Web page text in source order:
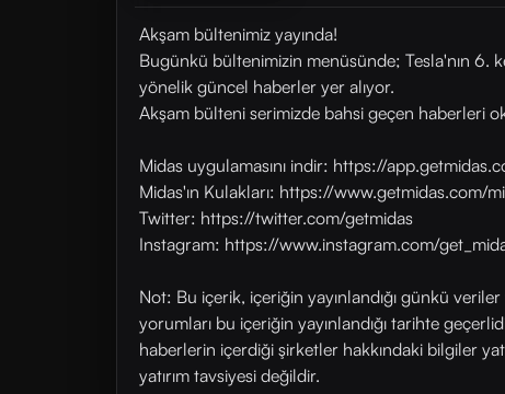
Akşam bültenimiz yayında!
Bugünkü bültenimizin menüsünde; Tesla'nın 6.
yönelik güncel haberler yer alıyor.
Akşam bülteni serimizde bahsi geçen haberleri
Midas uygulamasını indir: https://
Midas'ın Kulakları: https://www.getmidas.com/
Twitter: https://twitter.com/getmidas
Instagram: https://www.instagram.com/
Not: Bu içerik, içeriğin yayınlandığı günkü
yorumları bu içeriğin yayınlandığı tarihte
haberlerin içerdiği şirketler hakkındaki bilgiler
yatırım tavsiyesi değildir.